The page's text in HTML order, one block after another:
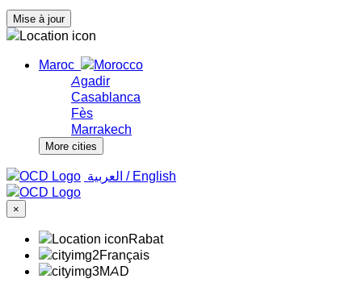
Maroc
Agadir
Casablanca
Fès
Marrakech
More cities
‏العربية ‏ / English
×
Rabat
Français
MAD